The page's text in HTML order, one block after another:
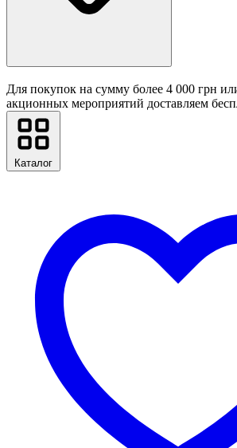
Для покупок на сумму более 4 000 грн
акционных мероприятий доставляем
Каталог